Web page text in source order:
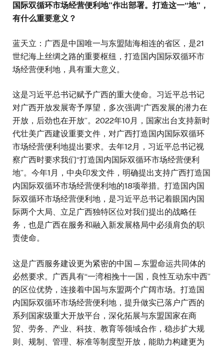
国际双循环市场经营便利地”作出部署。打造这一“地”，
有什么重要意义？
蓝天立：广西是中国唯一与东盟陆海相连的省区，是21
世纪海上丝绸之路的重要枢纽，打造国内国际双循环市
场经营便利地，具有重大意义。
这是习近平总书记赋予广西的重大使命。习近平总书记
对广西开放发展寄予厚望，多次强调“广西发展的潜力在
开放，后劲也在开放”。2022年10月，国家出台支持新时
代壮美广西建设重要文件，对广西打造国内国际双循环
市场经营便利地提出要求。去年12月，习近平总书记视
察广西时要求我们“打造国内国际双循环市场经营便利
地”。今年1月，中央印发文件，明确提出支持广西打造国
内国际双循环市场经营便利地的18项举措。打造国内国
际双循环市场经营便利地，是习近平总书记着眼国内国
际两个大局、立足广西独特区位对我们提出的战略任
务，也是广西在服务和融入新发展格局中必须肩负的职
责使命。
这是广西服务建设更为紧密的中国—东盟命运共同体的
必然要求。广西具有“一湾相挽十一国，良性互动东中西”
的区位优势，连接着中国与东盟两个广阔市场。打造国
内国际双循环市场经营便利地，提升做实已落户广西的
系列国家级重大开放平台，深化拓展与东盟国家在商
贸、劳务、产业、科技、教育等领域合作，稳步扩大规
则、规制、管理、标准等制度型开放，能助力构建更为